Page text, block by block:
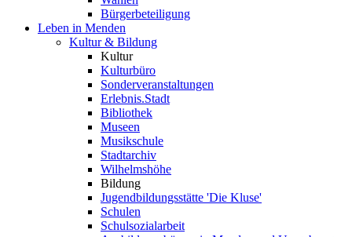
Bürgerbeteiligung
Leben in Menden
Kultur & Bildung
Kultur
Kulturbüro
Sonderveranstaltungen
Erlebnis.Stadt
Bibliothek
Museen
Musikschule
Stadtarchiv
Wilhelmshöhe
Bildung
Jugendbildungsstätte 'Die Kluse'
Schulen
Schulsozialarbeit